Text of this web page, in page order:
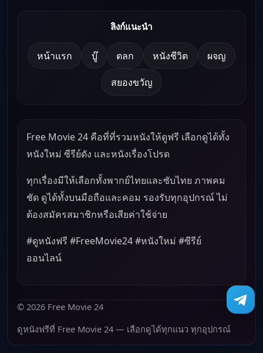
ลิงก์แนะนำ
หน้าแรก บู๊ ตลก หนังชีวิต ผจญ
สยองขวัญ
Free Movie 24 คือที่ที่รวมหนังให้ดูฟรี เลือกดูได้ทั้ง
หนังใหม่ ซีรีย์ดัง และหนังเรื่องโปรด
ทุกเรื่องมีให้เลือกทั้งพากย์ไทยและซับไทย ภาพคม
ชัด ดูได้ทั้งบนมือถือและคอม รองรับทุกอุปกรณ์ ไม่
ต้องสมัครสมาชิกหรือเสียค่าใช้จ่าย
#ดูหนังฟรี #FreeMovie24 #หนังใหม่ #ซีรีย์
ออนไลน์
© 2026 Free Movie 24
ดูหนังฟรีที่ Free Movie 24 — เลือกดูได้ทุกแนว ทุกอุปกรณ์